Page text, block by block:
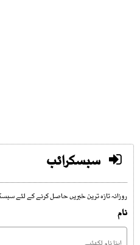
سبسکرائب
روزانہ تازہ ترین خبریں حاصل کرنے کے لئے
نام